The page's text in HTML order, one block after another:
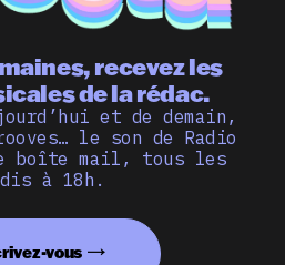
recevez les
de la rédac.
et de demain,
le son de Radio
boîte mail, tous les
à 18h.
vous